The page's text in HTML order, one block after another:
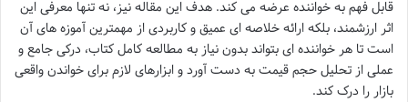
قابل فهم به خواننده عرضه می کند. هدف این مقاله نیز، نه تنها معرفی این
اثر ارزشمند، بلکه ارائه خلاصه ای عمیق و کاربردی از مهمترین آموزه های آن
است تا هر خواننده ای بتواند بدون نیاز به مطالعه کامل کتاب، درکی جامع و
عملی از تحلیل حجم قیمت به دست آورد و ابزارهای لازم برای خواندن واقعی
بازار را درک کند.